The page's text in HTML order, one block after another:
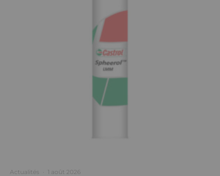
Actualités · 1 août 2026